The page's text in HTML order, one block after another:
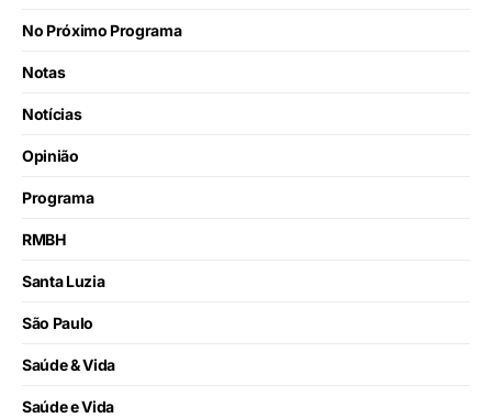
No Próximo Programa
Notas
Notícias
Opinião
Programa
RMBH
Santa Luzia
São Paulo
Saúde & Vida
Saúde e Vida